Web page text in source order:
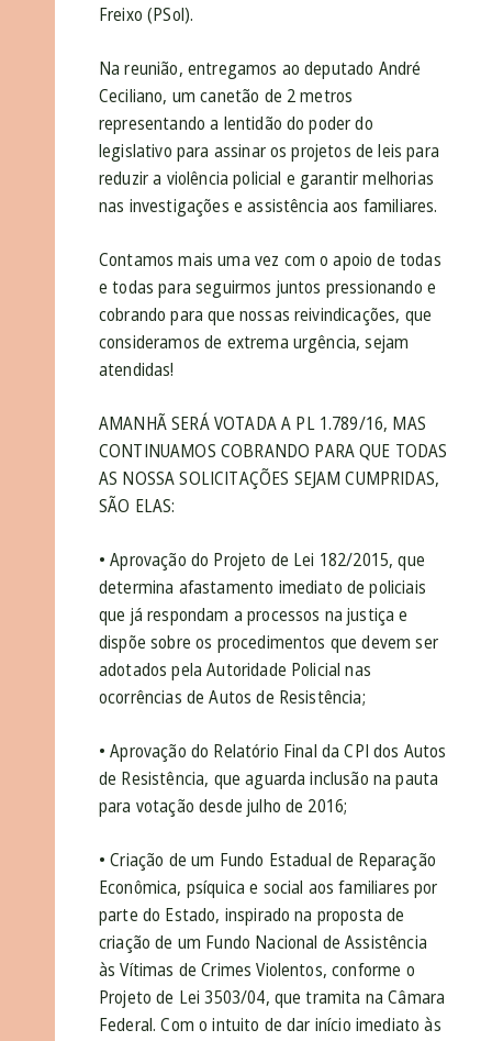
Freixo (PSol).
Na reunião, entregamos ao deputado André
Ceciliano, um canetão de 2 metros
representando a lentidão do poder do
legislativo para assinar os projetos de leis para
reduzir a violência policial e garantir melhorias
nas investigações e assistência aos familiares.
Contamos mais uma vez com o apoio de todas
e todas para seguirmos juntos pressionando e
cobrando para que nossas reivindicações, que
consideramos de extrema urgência, sejam
atendidas!
AMANHÃ SERÁ VOTADA A PL 1.789/16, MAS
CONTINUAMOS COBRANDO PARA QUE TODAS
AS NOSSA SOLICITAÇÕES SEJAM CUMPRIDAS,
SÃO ELAS:
• Aprovação do Projeto de Lei 182/2015, que
determina afastamento imediato de policiais
que já respondam a processos na justiça e
dispõe sobre os procedimentos que devem ser
adotados pela Autoridade Policial nas
ocorrências de Autos de Resistência;
• Aprovação do Relatório Final da CPI dos Autos
de Resistência, que aguarda inclusão na pauta
para votação desde julho de 2016;
• Criação de um Fundo Estadual de Reparação
Econômica, psíquica e social aos familiares por
parte do Estado, inspirado na proposta de
criação de um Fundo Nacional de Assistência
às Vítimas de Crimes Violentos, conforme o
Projeto de Lei 3503/04, que tramita na Câmara
Federal. Com o intuito de dar início imediato às